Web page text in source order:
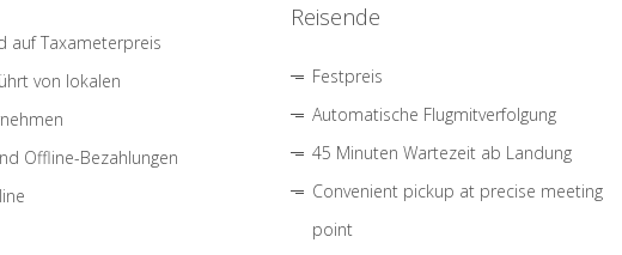
auf Taxameterpreis
von lokalen
Offline-Bezahlungen
Reisende
Festpreis
Automatische Flugmitverfolgung
45 Minuten Wartezeit ab Landung
Convenient pickup at precise meeting
point